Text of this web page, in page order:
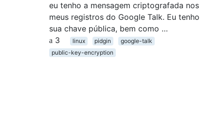
eu tenho a mensagem criptografada nos
meus registros do Google Talk. Eu tenho
sua chave pública, bem como …
3
linux pidgin
google-talk
public-key-encryption